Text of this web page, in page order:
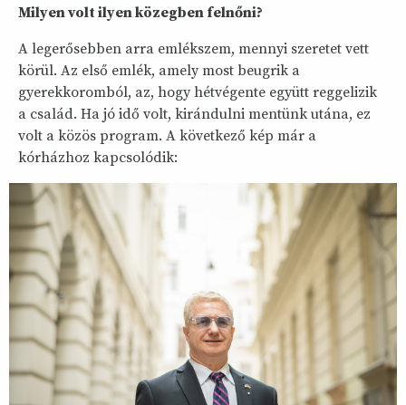
Milyen volt ilyen közegben felnőni?
A legerősebben arra emlékszem, mennyi szeretet vett
körül. Az első emlék, amely most beugrik a
gyerekkoromból, az, hogy hétvégente együtt reggelizik
a család. Ha jó idő volt, kirándulni mentünk utána, ez
volt a közös program. A következő kép már a
kórházhoz kapcsolódik: